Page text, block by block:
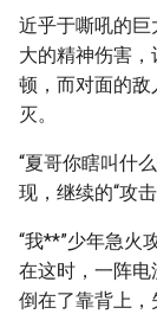
近乎于嘶吼的
大的精神伤害
顿，而对面的
灭。
“夏哥你瞎叫什
现，继续的“攻
“我**”少年急火
在这时，一阵
倒在了靠背上，